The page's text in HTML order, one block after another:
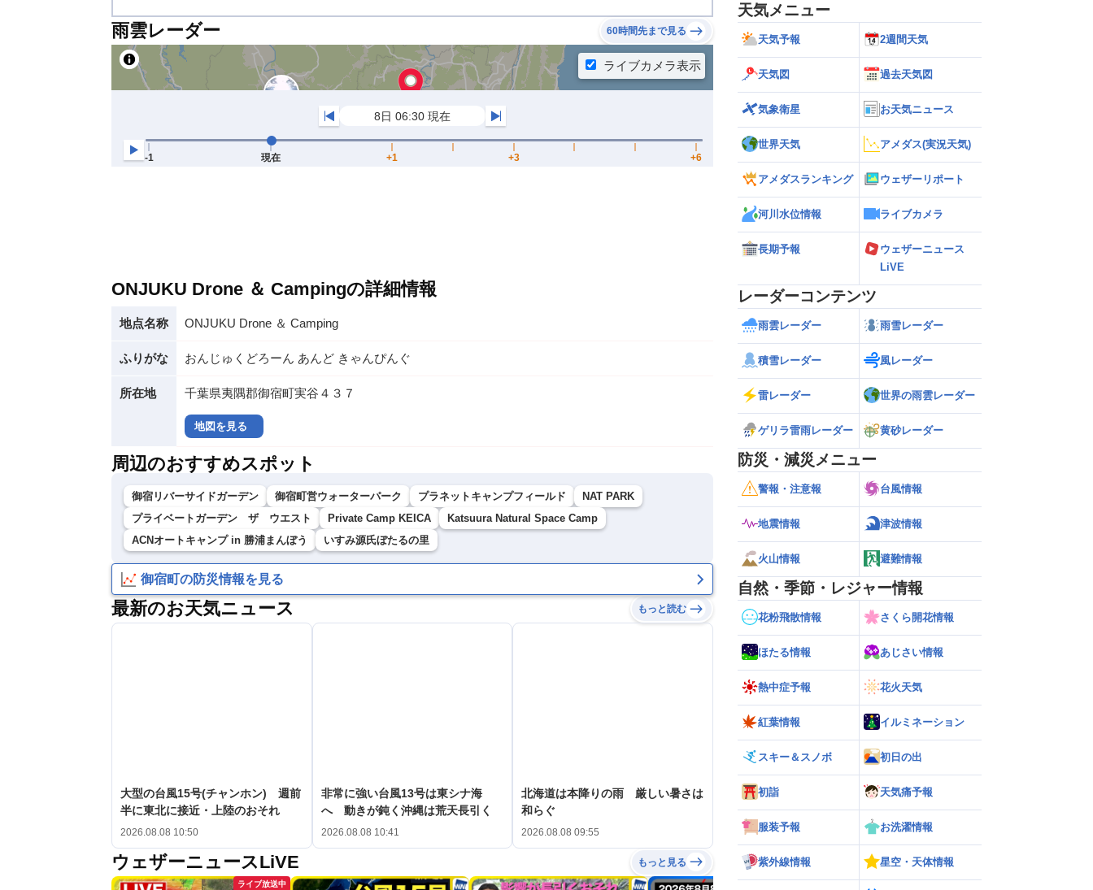
雨雲レーダー 60時間先まで見る
ONJUKU Drone ＆ Campingの詳細情報
地点名称 ONJUKU Drone ＆ Camping
ふりがな おんじゅくどろーん あんど きゃんぴんぐ
所在地 千葉県夷隅郡御宿町実谷４３７
地図を見る
周辺のおすすめスポット
御宿リバーサイドガーデン 御宿町営ウォーターパーク プラネットキャンプフィールド
NAT PARK
プライベートガーデン ザ ウエスト
Private Camp KEICA
Katsuura Natural Space Camp
ACNオートキャンプ in 勝浦まんぼう
いすみ源氏ぼたるの里
御宿町の防災情報を見る
最新のお天気ニュース もっと読む
大型の台風15号(チャンホン) 週前
半に東北に接近・上陸のおそれ
2026.08.08 10:50
非常に強い台風13号は東シナ海
へ 動きが鈍く沖縄は荒天長引く
2026.08.08 10:41
北海道は本降りの雨 厳しい暑さは
和らぐ
2026.08.08 09:55
ウェザーニュースLiVE もっと見る
ライブ放送中
天気メニュー
天気予報 2週間天気
天気図 過去天気図
気象衛星 お天気ニュース
世界天気 アメダス(実況天気)
アメダスランキング ウェザーリポート
河川水位情報 ライブカメラ
長期予報
ウェザーニュース
LiVE
レーダーコンテンツ
雨雲レーダー 雨雪レーダー
積雪レーダー 風レーダー
雷レーダー 世界の雨雲レーダー
ゲリラ雷雨レーダー 黄砂レーダー
防災・減災メニュー
警報・注意報 台風情報
地震情報 津波情報
火山情報 避難情報
自然・季節・レジャー情報
花粉飛散情報 さくら開花情報
ほたる情報 あじさい情報
熱中症予報 花火天気
紅葉情報 イルミネーション
スキー＆スノボ 初日の出
初詣 天気痛予報
服装予報 お洗濯情報
紫外線情報 星空・天体情報